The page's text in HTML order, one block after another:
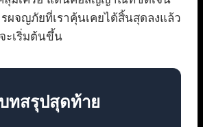
ผจญภัยที่เราคุ้นเคยได้สิ้นสุดลงแล้ว
ะเริ่มต้นขึ้น
บทสรุปสุดท้าย